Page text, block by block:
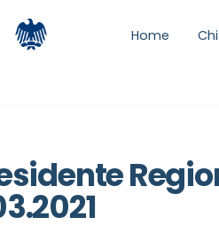
Home